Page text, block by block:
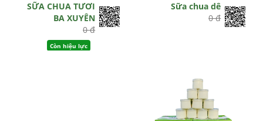
SỮA CHUA TƯƠI
BA XUYÊN
0 đ
Còn hiệu lực
Sữa chua dê
0 đ